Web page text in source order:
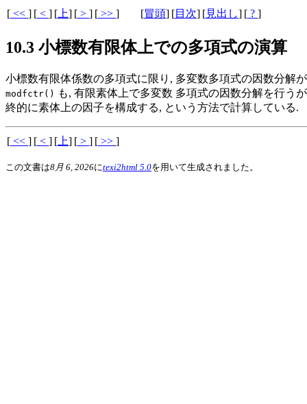
[ << ] [ < ] [ 上] [ > ] [ >> ] [冒頭] [目次] [見出し] [ ? ]
10.3 小標数有限体上での多項式の演算
小標数有限体係数の多項式に限り, 多変数多項式の因数分解
modfctr()
も, 有限素体上で多変数 多項式の因数分解を行う
終的に素体上の因子を構成する, という方法で計算している.
[ << ] [ < ] [ 上] [ > ] [ >> ]
この文書は8月 6, 2026にtexi2html 5.0を用いて生成されました。